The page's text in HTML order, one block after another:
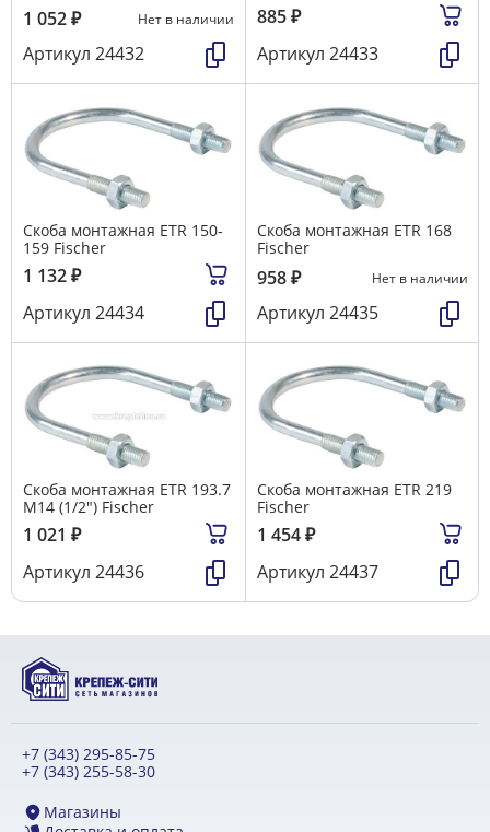
1 052₽ Нет в наличии
Артикул 24432
885₽
Артикул 24433
Скоба монтажная ETR 150-
159 Fischer
1 132₽
Артикул 24434
Скоба монтажная ETR 168
Fischer
958₽ Нет в наличии
Артикул 24435
Скоба монтажная ETR 193.7
М14 (1/2") Fischer
1 021 ₽
Артикул 24436
Скоба монтажная ETR 219
Fischer
1 454₽
Артикул 24437
+7 (343) 295-85-75
+7 (343) 255-58-30
Магазины